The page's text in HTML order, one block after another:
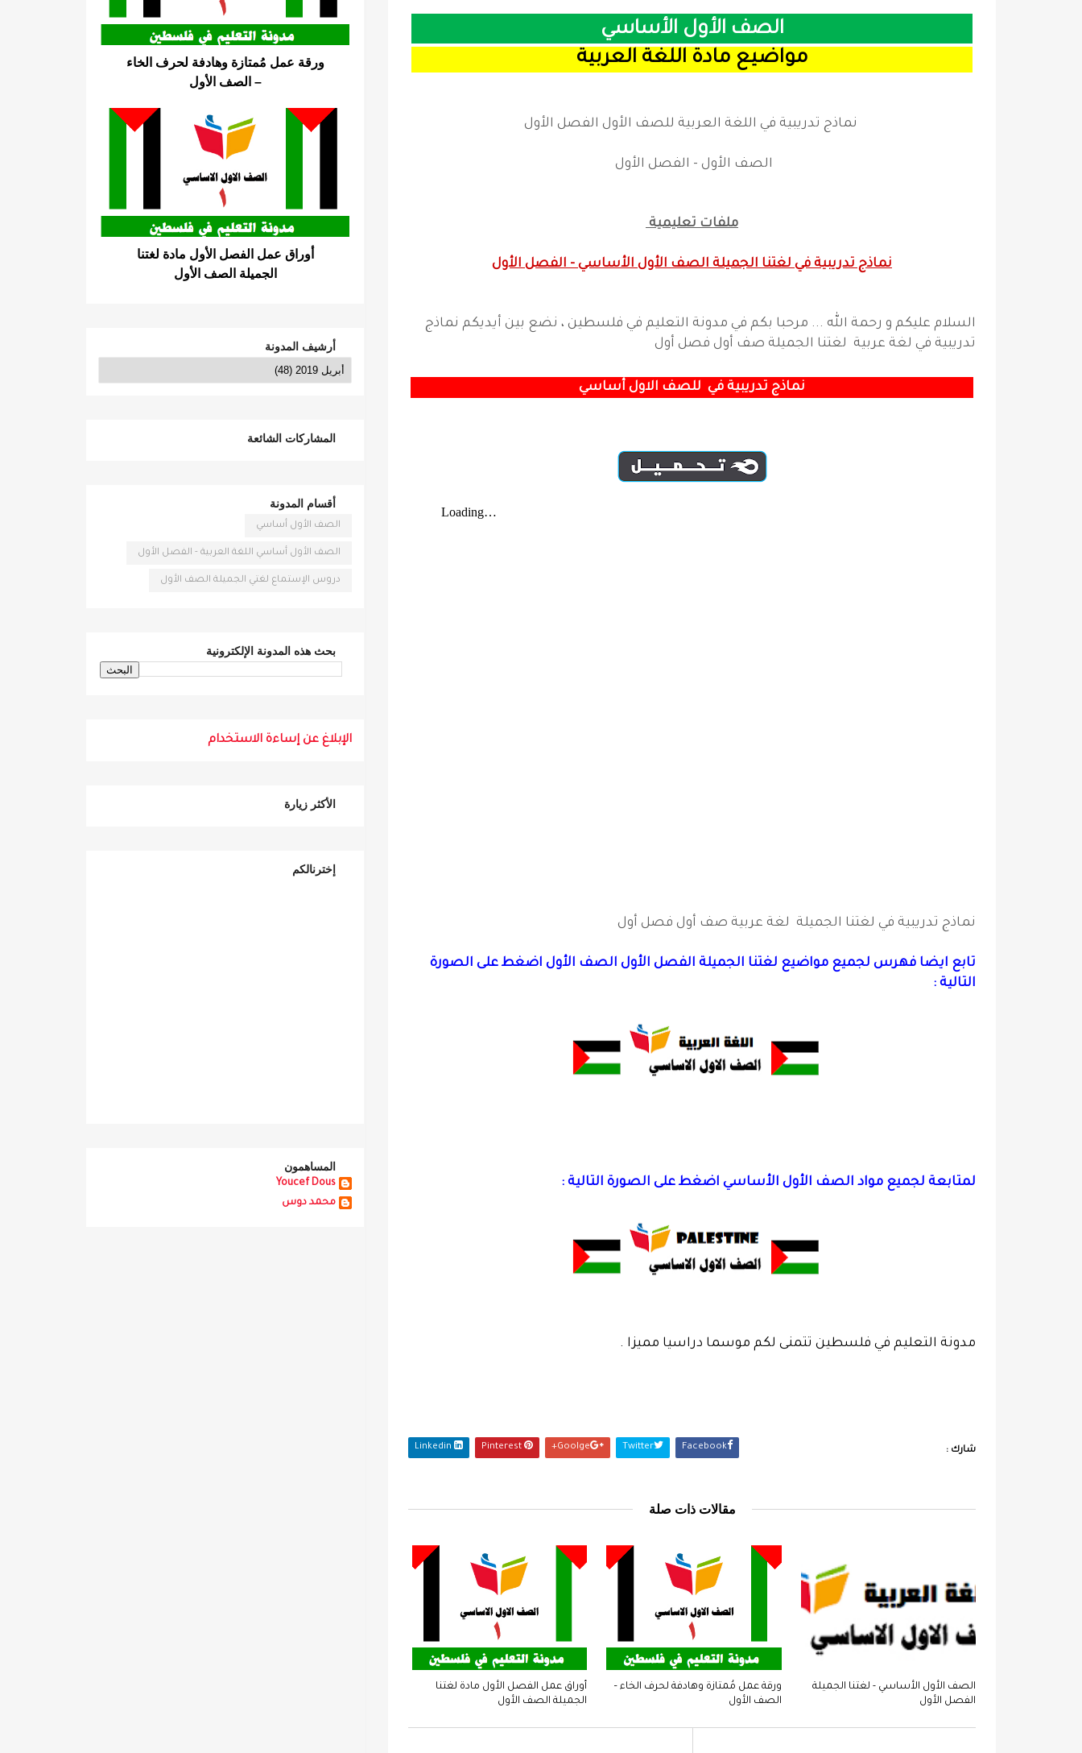
الصف الأول الأساسي
مواضيع مادة اللغة العربية
نماذج تدريبية في اللغة العربية للصف الأول الفصل الأول
الصف الأول - الفصل الأول
ملفات تعليمية
نماذج تدريبية في لغتنا الجميلةالصف الأول الأساسي - الفصل الأول
السلام عليكم و رحمة الله ... مرحبا بكم في مدونة التعليم في فلسطين ، نضع بين أيديكم نماذج
تدريبية في لغة عربية لغتنا الجميلة صف أول فصل أول
نماذج تدريبية في للصف الاول أساسي
نماذج تدريبية في لغتنا الجميلة لغة عربية صف أول فصل أول
تابع ايضا فهرس لجميع مواضيع لغتنا الجميلة الفصل الأول الصف الأول اضغط على الصورة
التالية :
لمتابعة لجميع مواد الصف الأول الأساسي اضغط على الصورة التالية :
مدونة التعليم في فلسطين تتمنى لكم موسما دراسيا مميزا .
شارك : Facebook
Twitter
Goolge+
مقالات ذات صلة
الصف الأول الأساسي - لغتنا الجميلة
الفصل الأول
ورقة عمل مُمتازة وهادفة لحرف الخاء –
الصف الأول
أوراق عمل الفصل الأول مادة لغتنا
الجميلة الصف الأول
ورقة عمل مُمتازة وهادفة لحرف الخاء
– الصف الأول
أوراق عمل الفصل الأول مادة لغتنا
الجميلة الصف الأول
أرشيف المدونة
المشاركات الشائعة
أقسام المدونة
الصف الأول أساسي
الصف الأول أساسي اللغة العربية - الفصل الأول
دروس الإستماع لغتي الجميلة الصف الأول
بحث هذه المدونة الإلكترونية
الإبلاغ عن إساءة الاستخدام
الأكثر زيارة
إخترنالكم
المساهمون
Youcef Dous
محمد دوس